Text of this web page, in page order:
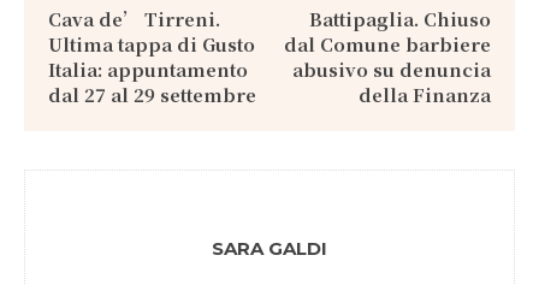
Cava de’ Tirreni.
Ultima tappa di Gusto
Italia: appuntamento
dal 27 al 29 settembre
Battipaglia. Chiuso
dal Comune barbiere
abusivo su denuncia
della Finanza
SARA GALDI